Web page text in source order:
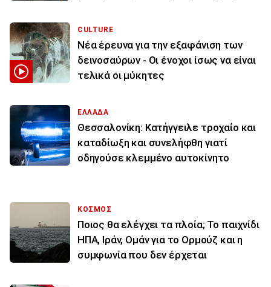
CULTURE
Νέα έρευνα για την εξαφάνιση των
δεινοσαύρων - Οι ένοχοι ίσως να είναι
τελικά οι μύκητες
ΕΛΛΑΔΑ
Θεσσαλονίκη: Κατήγγειλε τροχαίο και
καταδίωξη και συνελήφθη γιατί
οδηγούσε κλεμμένο αυτοκίνητο
ΚΟΣΜΟΣ
Ποιος θα ελέγχει τα πλοία; Το παιχνίδι
ΗΠΑ, Ιράν, Ομάν για το Ορμούζ και η
συμφωνία που δεν έρχεται